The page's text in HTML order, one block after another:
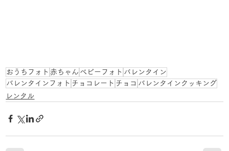
おうちフォト 赤ちゃん ベビーフォト バレンタイン
バレンタインフォト チョコレート チョコ バレンタインクッキング
レンタル